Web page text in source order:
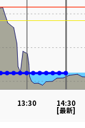
14:30
[最新]
13:30